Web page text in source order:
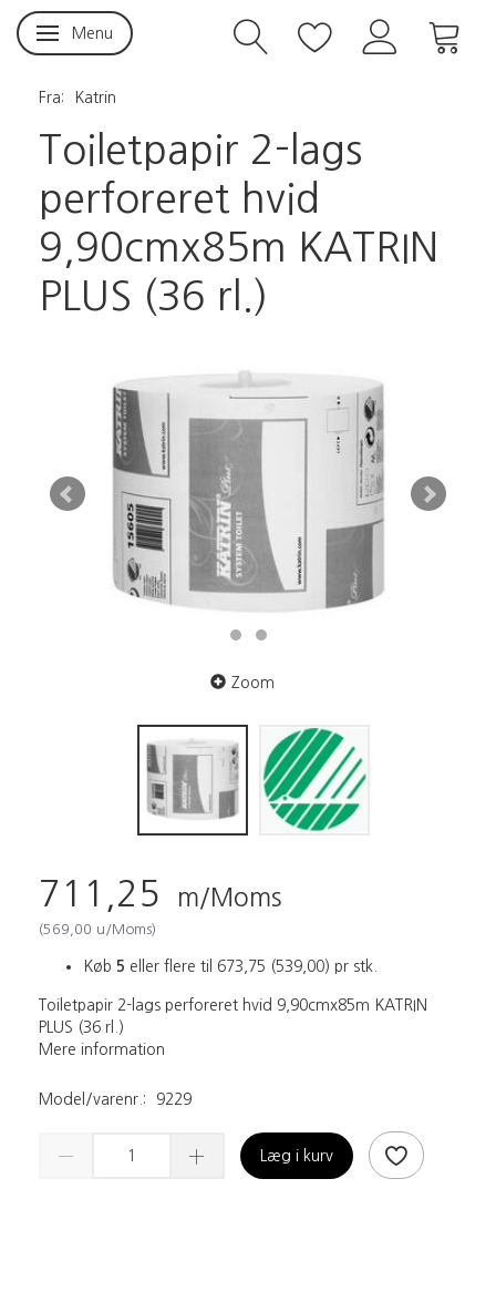
Skifte navigation
Menu
Fra: Katrin
Toiletpapir 2-lags
perforeret hvid
9,90cmx85m KATRIN
PLUS (36 rl.)
Zoom
711,25 m/Moms
(569,00 u/Moms)
Køb 5 eller flere til 673,75 (539,00) pr stk.
Toiletpapir 2-lags perforeret hvid 9,90cmx85m KATRIN
PLUS (36 rl.)
Mere information
Model/varenr.: 9229
Læg i kurv